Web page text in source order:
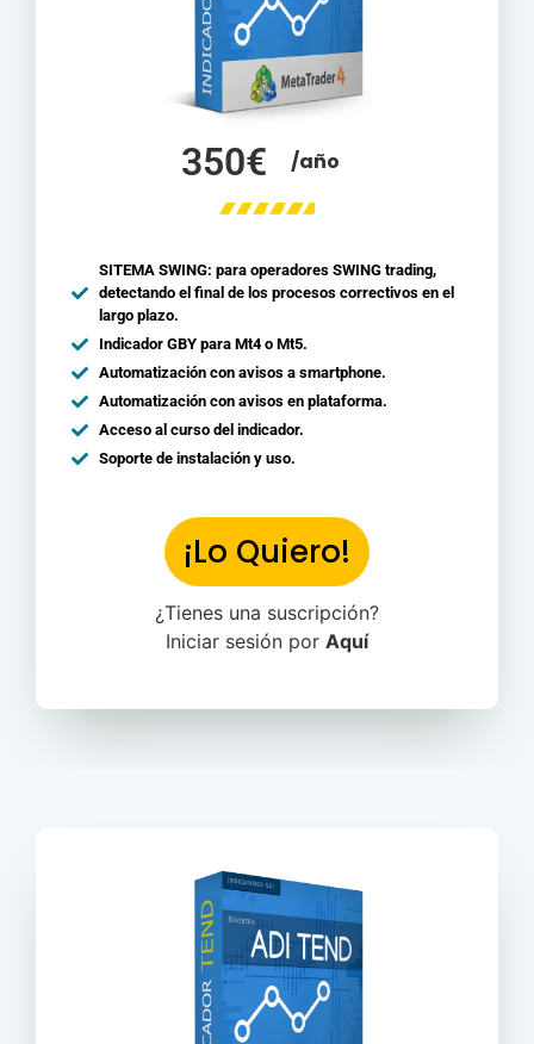
350€ /año
SITEMA SWING: para operadores SWING trading,
detectando el final de los procesos correctivos en el
largo plazo.
Indicador GBY para Mt4 o Mt5.
Automatización con avisos a smartphone.
Automatización con avisos en plataforma.
Acceso al curso del indicador.
Soporte de instalación y uso.
¡Lo Quiero!
¿Tienes una suscripción?
Iniciar sesión por Aquí